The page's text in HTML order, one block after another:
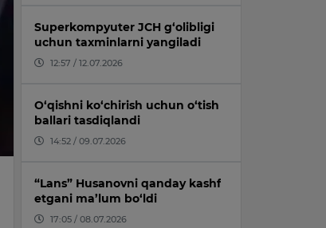
Superkompyuter JCH g‘olibligi
uchun taxminlarni yangiladi
12:57 / 12.07.2026
O‘qishni ko‘chirish uchun o‘tish
ballari tasdiqlandi
14:52 / 09.07.2026
“Lans” Husanovni qanday kashf
etgani ma’lum bo‘ldi
17:05 / 08.07.2026